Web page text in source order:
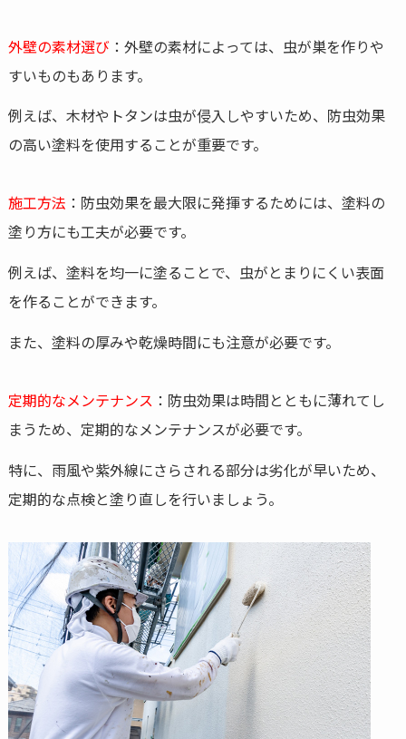
外壁の素材選び ：外壁の素材によっては、虫が巣を作りや
すいものもあります。
例えば、木材やトタンは虫が侵入しやすいため、防虫効果
の高い塗料を使用することが重要です。
施工方法 ：防虫効果を最大限に発揮するためには、塗料の
塗り方にも工夫が必要です。
例えば、塗料を均一に塗ることで、虫がとまりにくい表面
を作ることができます。
また、塗料の厚みや乾燥時間にも注意が必要です。
定期的なメンテナンス ：防虫効果は時間とともに薄れてし
まうため、定期的なメンテナンスが必要です。
特に、雨風や紫外線にさらされる部分は劣化が早いため、
定期的な点検と塗り直しを行いましょう。